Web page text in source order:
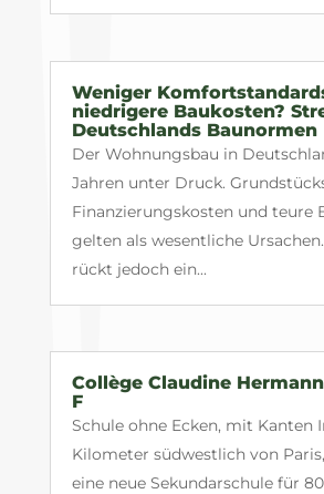
Weniger
niedrigere Baukosten?
Deutschlands Baunormen
Der Wohnungsbau in
Jahren unter Druck.
Finanzierungskosten und teure
gelten als wesentliche
rückt jedoch ein...
Collège Claudine
F
Schule ohne Ecken, mit Kanten
Kilometer südwestlich von
eine neue Sekundarschule für